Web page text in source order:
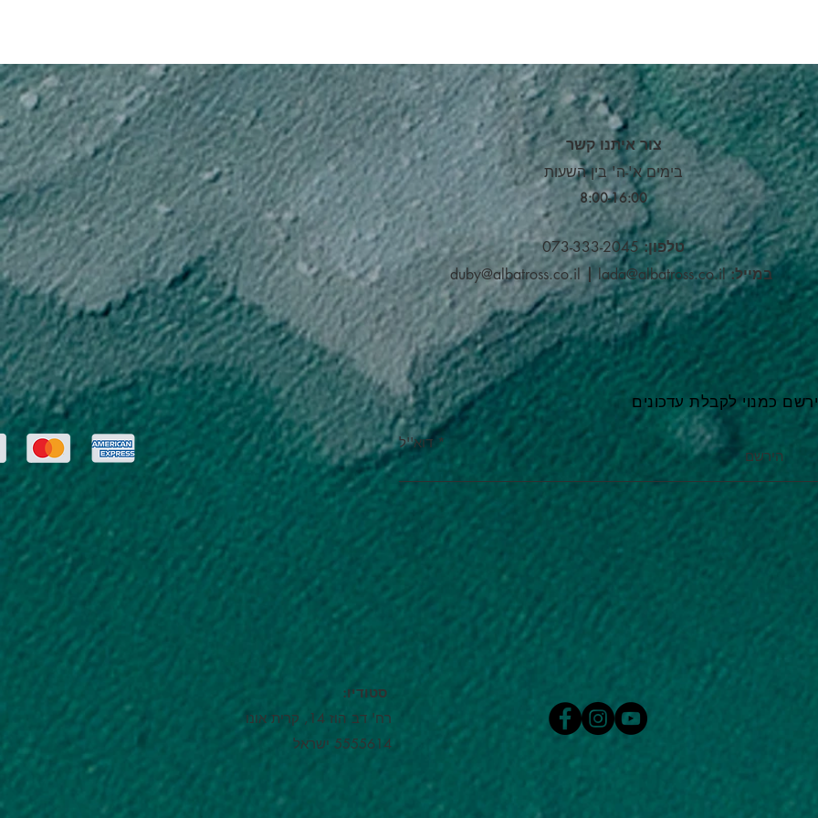
צור איתנו קשר
בימים א'-ה' בין השעות
8:00-16:00​
טלפון:073-333-2045
במייל:
duby@albatross.co.il | lada@albatross.co.il
כמנוי לקבלת עדכונים
דוא''ל
הירשם
רח' דב הוז 14, קרית אונו
5555614 ישראל